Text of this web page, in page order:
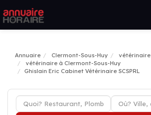
Annuaire Clermont-Sous-Huy
vétérinaire
vétérinaire à Clermont-Sous-Huy
Ghislain Eric Cabinet Vétérinaire SCSPRL